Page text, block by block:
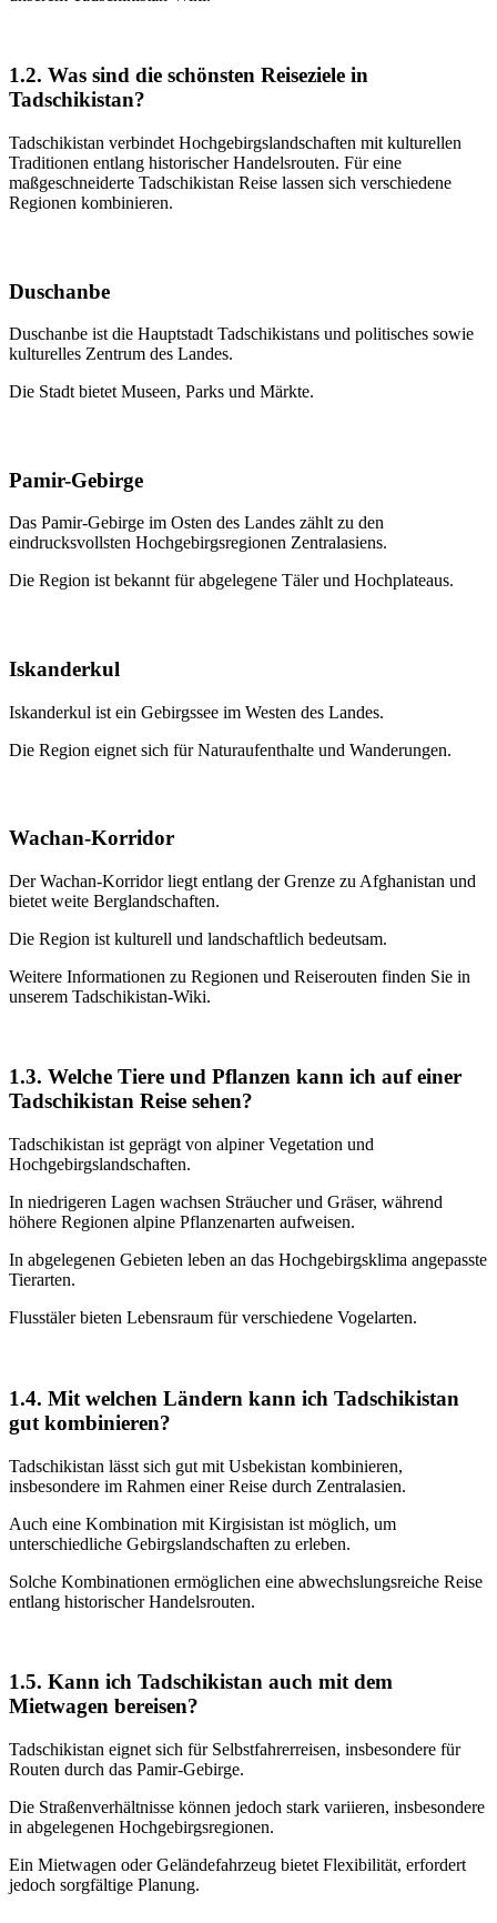
1.2. Was sind die schönsten Reiseziele in
Tadschikistan?
Tadschikistan verbindet Hochgebirgslandschaften mit kulturellen
Traditionen entlang historischer Handelsrouten. Für eine
maßgeschneiderte Tadschikistan Reise lassen sich verschiedene
Regionen kombinieren.
Duschanbe
Duschanbe ist die Hauptstadt Tadschikistans und politisches sowie
kulturelles Zentrum des Landes.
Die Stadt bietet Museen, Parks und Märkte.
Pamir-Gebirge
Das Pamir-Gebirge im Osten des Landes zählt zu den
eindrucksvollsten Hochgebirgsregionen Zentralasiens.
Die Region ist bekannt für abgelegene Täler und Hochplateaus.
Iskanderkul
Iskanderkul ist ein Gebirgssee im Westen des Landes.
Die Region eignet sich für Naturaufenthalte und Wanderungen.
Wachan-Korridor
Der Wachan-Korridor liegt entlang der Grenze zu Afghanistan und
bietet weite Berglandschaften.
Die Region ist kulturell und landschaftlich bedeutsam.
Weitere Informationen zu Regionen und Reiserouten finden Sie in
unserem Tadschikistan-Wiki.
1.3. Welche Tiere und Pflanzen kann ich auf einer
Tadschikistan Reise sehen?
Tadschikistan ist geprägt von alpiner Vegetation und
Hochgebirgslandschaften.
In niedrigeren Lagen wachsen Sträucher und Gräser, während
höhere Regionen alpine Pflanzenarten aufweisen.
In abgelegenen Gebieten leben an das Hochgebirgsklima angepasste
Tierarten.
Flusstäler bieten Lebensraum für verschiedene Vogelarten.
1.4. Mit welchen Ländern kann ich Tadschikistan
gut kombinieren?
Tadschikistan lässt sich gut mit Usbekistan kombinieren,
insbesondere im Rahmen einer Reise durch Zentralasien.
Auch eine Kombination mit Kirgisistan ist möglich, um
unterschiedliche Gebirgslandschaften zu erleben.
Solche Kombinationen ermöglichen eine abwechslungsreiche Reise
entlang historischer Handelsrouten.
1.5. Kann ich Tadschikistan auch mit dem
Mietwagen bereisen?
Tadschikistan eignet sich für Selbstfahrerreisen, insbesondere für
Routen durch das Pamir-Gebirge.
Die Straßenverhältnisse können jedoch stark variieren, insbesondere
in abgelegenen Hochgebirgsregionen.
Ein Mietwagen oder Geländefahrzeug bietet Flexibilität, erfordert
jedoch sorgfältige Planung.